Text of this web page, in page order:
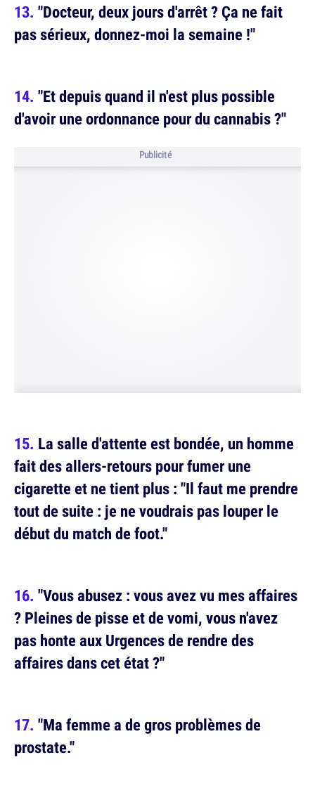
"Docteur, deux jours d'arrêt ? Ça ne fait
pas sérieux, donnez-moi la semaine !"
"Et depuis quand il n'est plus possible
d'avoir une ordonnance pour du cannabis ?"
Publicité
La salle d'attente est bondée, un homme
fait des allers-retours pour fumer une
cigarette et ne tient plus : "Il faut me prendre
tout de suite : je ne voudrais pas louper le
début du match de foot."
"Vous abusez : vous avez vu mes affaires
? Pleines de pisse et de vomi, vous n'avez
pas honte aux Urgences de rendre des
affaires dans cet état ?"
"Ma femme a de gros problèmes de
prostate."